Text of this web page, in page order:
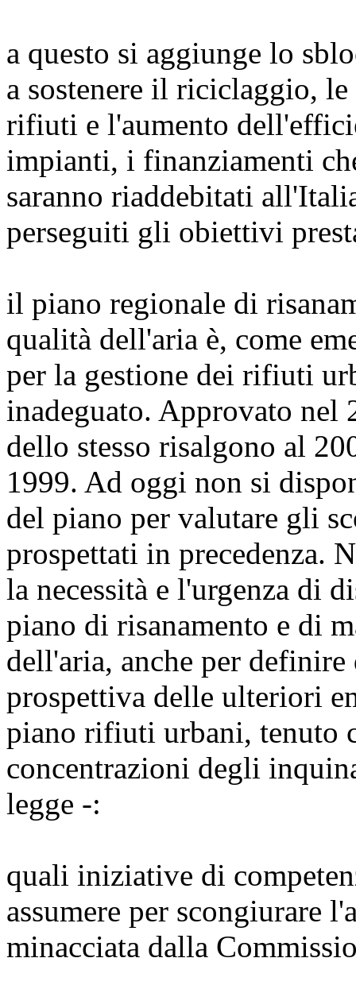
a questo si aggiunge lo
a sostenere il riciclaggio,
rifiuti e l'aumento
impianti, i finanziamenti
saranno riaddebitati
perseguiti gli obiettivi
il piano regionale di
qualità dell'aria è, come
per la gestione dei rifiuti
inadeguato. Approvato nel
dello stesso risalgono al
1999. Ad oggi non si
del piano per valutare gli
prospettati in precedenza.
la necessità e l'urgenza di
piano di risanamento e di
dell'aria, anche per
prospettiva delle ulteriori
piano rifiuti urbani, tenuto
concentrazioni degli
legge -:
quali iniziative di
assumere per scongiurare
minacciata dalla